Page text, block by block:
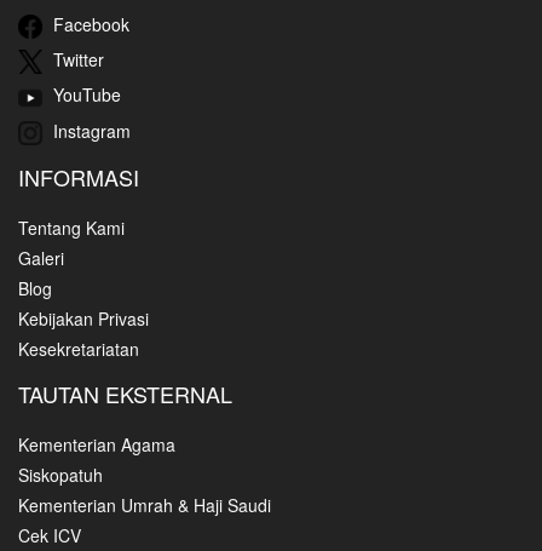
Facebook
Twitter
YouTube
Instagram
INFORMASI
Tentang Kami
Galeri
Blog
Kebijakan Privasi
Kesekretariatan
TAUTAN EKSTERNAL
Kementerian Agama
Siskopatuh
Kementerian Umrah & Haji Saudi
Cek ICV